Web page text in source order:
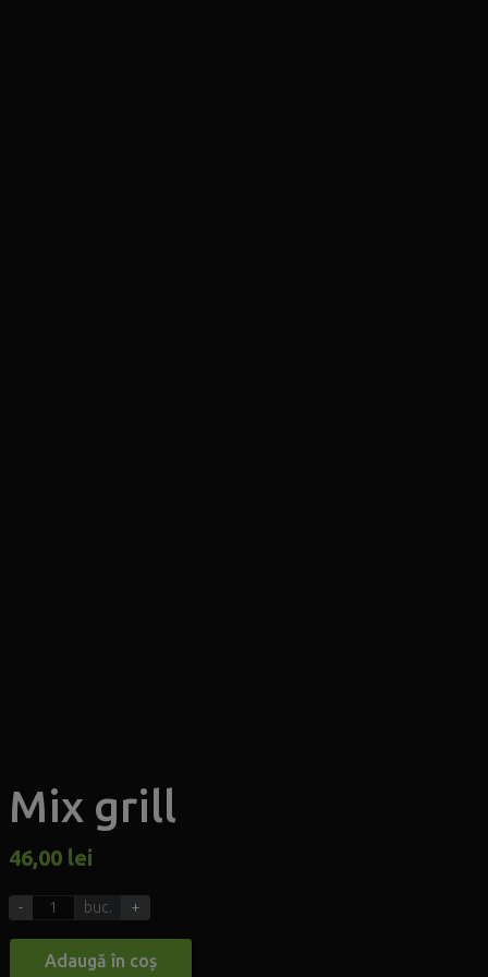
Mix grill
46,00 lei
- buc. +
Adaugă în coș